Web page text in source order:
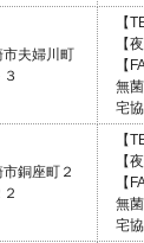
市夫婦川町
【
【
【
無
宅
銅座町２
【
【
【
無
宅